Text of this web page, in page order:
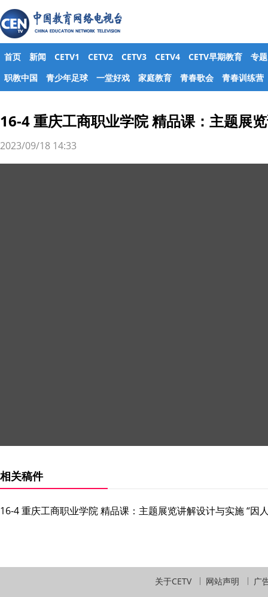
首页 新闻 CETV1 CETV2 CETV3 CETV4 CETV早期教育
专题
职教中国
青少年足球 一堂好戏 家庭教育 青春歌会 青春训练营
16-4 重庆工商职业学院 精品课：主题展
2023/09/18 14:33
相关稿件
16-4 重庆工商职业学院 精品课：主题展览讲解设计与实施 “因
关于CETV 网站声明 广